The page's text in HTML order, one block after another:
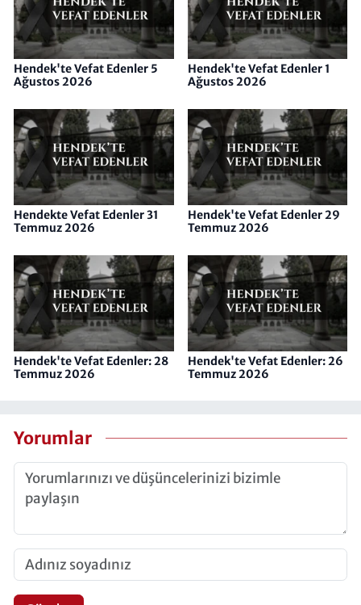
Hendek'te Vefat Edenler 5
Ağustos 2026
Hendek'te Vefat Edenler 1
Ağustos 2026
Hendekte Vefat Edenler 31
Temmuz 2026
Hendek'te Vefat Edenler 29
Temmuz 2026
Hendek'te Vefat Edenler: 28
Temmuz 2026
Hendek'te Vefat Edenler: 26
Temmuz 2026
Yorumlar